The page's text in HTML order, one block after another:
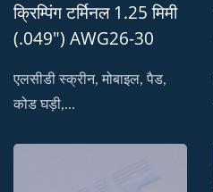
क्रिम्पिंग टर्मिनल 1.25 मिमी
(.049") AWG26-30
एलसीडी स्क्रीन, मोबाइल, पैड,
कोड घड़ी,...